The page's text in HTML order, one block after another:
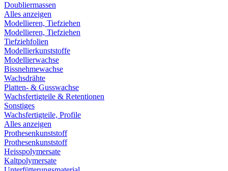
Doubliermassen
Alles anzeigen
Modellieren, Tiefziehen
Modellieren, Tiefziehen
Tiefziehfolien
Modellierkunststoffe
Modellierwachse
Bissnehmewachse
Wachsdrähte
Platten- & Gusswachse
Wachsfertigteile & Retentionen
Sonstiges
Wachsfertigteile, Profile
Alles anzeigen
Prothesenkunststoff
Prothesenkunststoff
Heisspolymersate
Kaltpolymersate